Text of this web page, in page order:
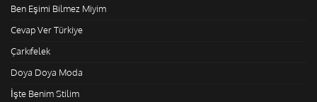
Ben Eşimi Bilmez Miyim
Cevap Ver Türkiye
Çarkıfelek
Doya Doya Moda
İşte Benim Stilim